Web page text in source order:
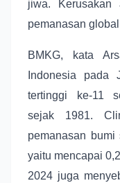
jiwa. Kerusakan
pemanasan
BMKG, kata
Indonesia pada
tertinggi ke-11
sejak 1981.
pemanasan
yaitu mencapai
2024 juga